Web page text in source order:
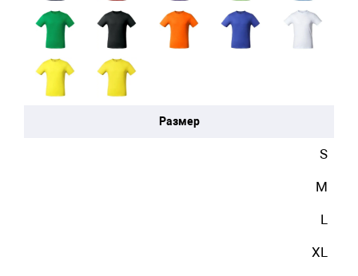
Размер
S
M
L
XL